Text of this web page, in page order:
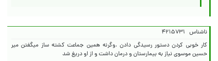
ناشناس ۴۲۱۵۷۳۱
کار خوبی کردن دستور رسیدگی دادن .وگرنه همین جماعت کشته ساز میگفتن میر
حسین موسوی نیاز به بیمارستان و درمان داشت و از او دریغ شد